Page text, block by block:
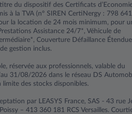
du dispositif des Certificats
à la TVA (n° SIREN CertiNergy : 798
la location de 24 mois minimum, pour
Assistance 24/7*, Véhicule de
Couverture Défaillance
gestion inclus.
réservée aux professionnels, valable du
31/08/2026 dans le réseau DS
des stocks disponibles.
par LEASYS France, SAS - 43 rue
– 413 360 181 RCS Versailles.